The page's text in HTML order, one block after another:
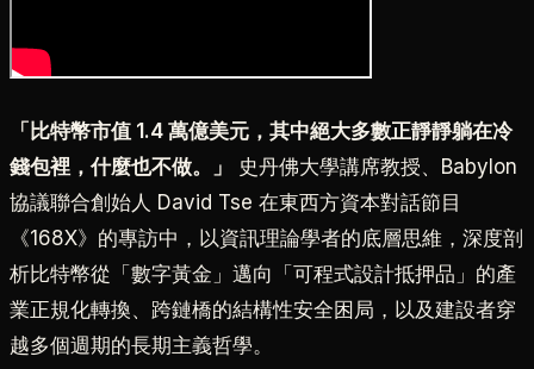
「比特幣市值 1.4 萬億美元，其中絕大多數正靜靜躺在冷
錢包裡，什麼也不做。」
史丹佛大學講席教授、Babylon
協議聯合創始人 David Tse 在東西方資本對話節目
《168X》的專訪中，以資訊理論學者的底層思維，深度剖
析比特幣從「數字黃金」邁向「可程式設計抵押品」的產
業正規化轉換、跨鏈橋的結構性安全困局，以及建設者穿
越多個週期的長期主義哲學。